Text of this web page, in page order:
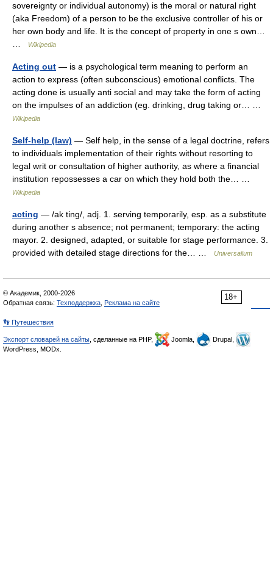
sovereignty or individual autonomy) is the moral or natural right
(aka Freedom) of a person to be the exclusive controller of his or
her own body and life. It is the concept of property in one s own…
Wikipedia
Acting out — is a psychological term meaning to perform an
action to express (often subconscious) emotional conflicts. The
acting done is usually anti social and may take the form of acting
on the impulses of an addiction (eg. drinking, drug taking or… …
Wikipedia
Self-help (law) — Self help, in the sense of a legal doctrine, refers
to individuals implementation of their rights without resorting to
legal writ or consultation of higher authority, as where a financial
institution repossesses a car on which they hold both the… …
Wikipedia
acting — /ak ting/, adj. 1. serving temporarily, esp. as a substitute
during another s absence; not permanent; temporary: the acting
mayor. 2. designed, adapted, or suitable for stage performance. 3.
provided with detailed stage directions for the… …
Universalium
18+
© Академик, 2000-2026
Обратная связь: Техподдержка Реклама на сайте
👣 Путешествия
Экспорт словарей на сайты , сделанные на PHP, Joomla,
Drupal,
WordPress, MODx.